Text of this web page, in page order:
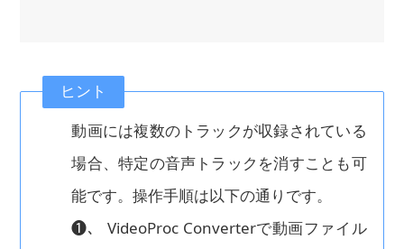
ヒント
動画には複数のトラックが収録されている
場合、特定の音声トラックを消すことも可
能です。操作手順は以下の通りです。
❶、 VideoProc Converterで動画ファイル